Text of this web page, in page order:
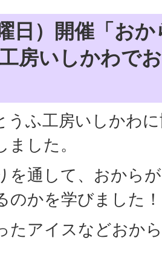
日）開催「お
房いしかわで
うふ工房いしかわ
ました。
を通して、おから
のかを学びました！
たアイスなどおか